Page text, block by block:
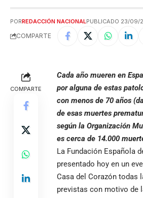
PORREDACCIÓN NACIONALPUBLICADO 23/09/
COMPARTE
COMPARTE
Cada año mueren en
por alguna de estas
con menos de 70 años
de esas muertes
según la Organización
es cerca de 14.000
La Fundación Española
presentado hoy en un
Casa del Corazón todas
previstas con motivo de